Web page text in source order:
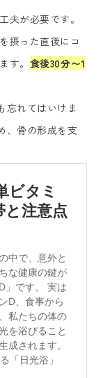
夫が必要です。
摂った直後にコ
す。 食後30分〜1
忘れてはいけま
、骨の形成を支